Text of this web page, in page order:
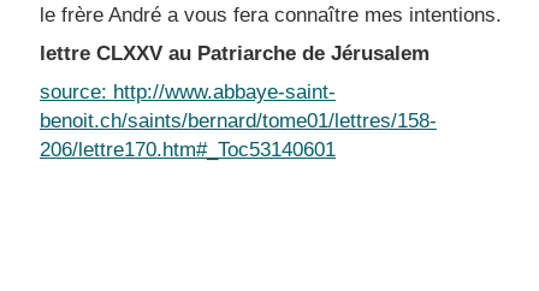
le frère André a vous fera connaître mes intentions.
lettre CLXXV au Patriarche de Jérusalem
source: http://www.abbaye-saint-
benoit.ch/saints/bernard/tome01/lettres/158-
206/lettre170.htm#_Toc53140601